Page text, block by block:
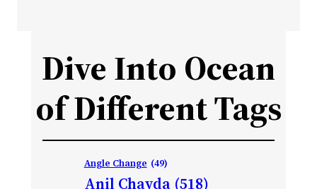
Dive Into Ocean
of Different Tags
Angle Change (49)
Anil Chavda (518)